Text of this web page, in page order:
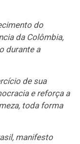
do
da Colômbia,
durante a
de sua
e reforça a
toda forma
manifesto